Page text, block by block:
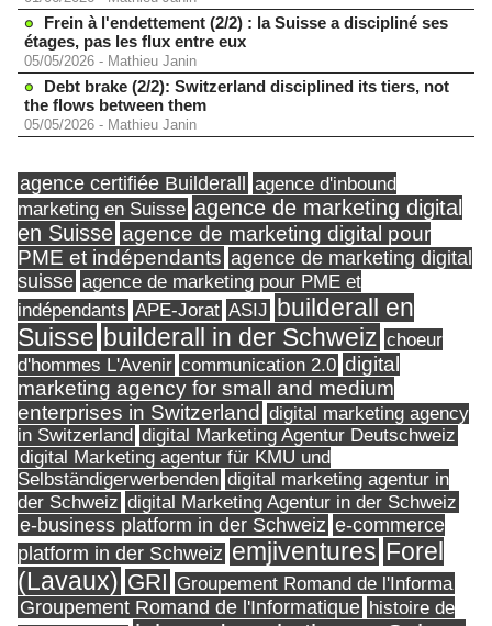
Frein à l'endettement (2/2) : la Suisse a discipliné ses
étages, pas les flux entre eux
05/05/2026 - Mathieu Janin
Debt brake (2/2): Switzerland disciplined its tiers, not
the flows between them
05/05/2026 - Mathieu Janin
agence certifiée Builderall
agence d'inbound
marketing en Suisse agence de marketing digital
en Suisse agence de marketing digital pour
PME et indépendants agence de marketing digital
suisse agence de marketing pour PME et
indépendants APE-Jorat ASIJ builderall en
Suisse builderall in der Schweiz choeur
d'hommes L'Avenir communication 2.0 digital
marketing agency for small and medium
enterprises in Switzerland digital marketing agency
in Switzerland digital Marketing Agentur Deutschweiz
digital Marketing agentur für KMU und
Selbständigerwerbenden digital marketing agentur in
der Schweiz digital Marketing Agentur in der Schweiz
e-business platform in der Schweiz e-commerce
platform in der Schweiz emjiventures Forel
(Lavaux) GRI Groupement Romand de l'Informa
Groupement Romand de l'Informatique histoire de